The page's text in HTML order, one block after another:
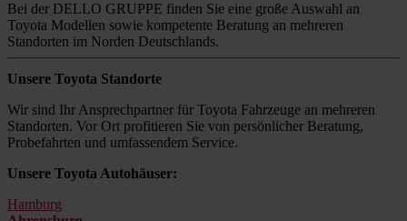
Bei der DELLO GRUPPE finden Sie eine große Auswahl an
Toyota Modellen sowie kompetente Beratung an mehreren
Standorten im Norden Deutschlands.
Unsere Toyota Standorte
Wir sind Ihr Ansprechpartner für Toyota Fahrzeuge an mehreren
Standorten. Vor Ort profitieren Sie von persönlicher Beratung,
Probefahrten und umfassendem Service.
Unsere Toyota Autohäuser:
Hamburg